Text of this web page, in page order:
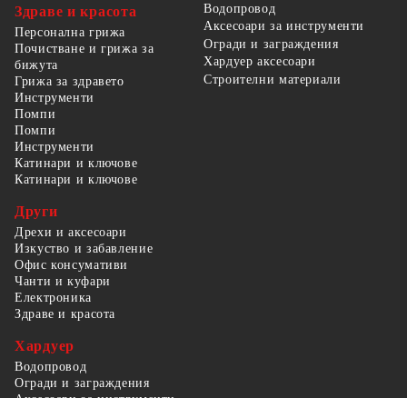
Здраве и красота
Персонална грижа
Почистване и грижа за
бижута
Грижа за здравето
Водопровод
Аксесоари за инструменти
Огради и заграждения
Хардуер аксесоари
Строителни материали
Инструменти
Помпи
Помпи
Инструменти
Катинари и ключове
Катинари и ключове
Други
Дрехи и аксесоари
Изкуство и забавление
Офис консумативи
Чанти и куфари
Електроника
Здраве и красота
Хардуер
Водопровод
Огради и заграждения